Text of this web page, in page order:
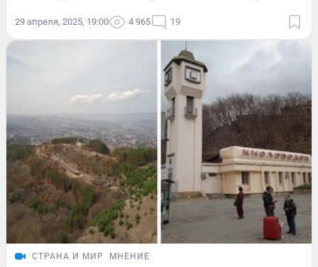
29 апреля, 2025, 19:00 4 965 19
СТРАНА И МИР МНЕНИЕ